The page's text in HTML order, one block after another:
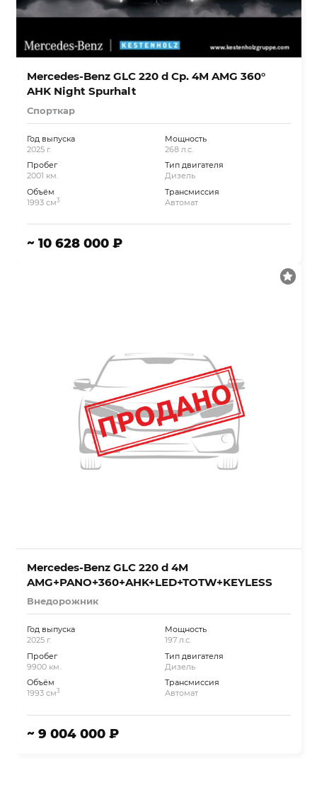
Mercedes-Benz GLC 220 d Cp. 4M AMG 360°
AHK Night Spurhalt
Спорткар
Год выпуска
2025 г.
Пробег
2001 км.
Объём
1993 см3
Мощность
268 л.с.
Тип двигателя
Дизель
Трансмиссия
Автомат
~ 10 628 000 ₽
Mercedes-Benz GLC 220 d 4M
AMG+PANO+360+AHK+LED+TOTW+KEYLESS
Внедорожник
Год выпуска
2025 г.
Пробег
9900 км.
Объём
1993 см3
Мощность
197 л.с.
Тип двигателя
Дизель
Трансмиссия
Автомат
~ 9 004 000 ₽